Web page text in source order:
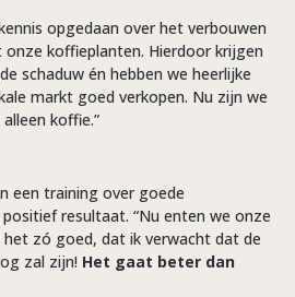
opgedaan over het verbouwen
koffieplanten. Hierdoor krijgen
schaduw én hebben we heerlijke
markt goed verkopen. Nu zijn we
koffie.”
een training over goede
resultaat. “Nu enten we onze
zó goed, dat ik verwacht dat de
zal zijn! Het gaat beter dan